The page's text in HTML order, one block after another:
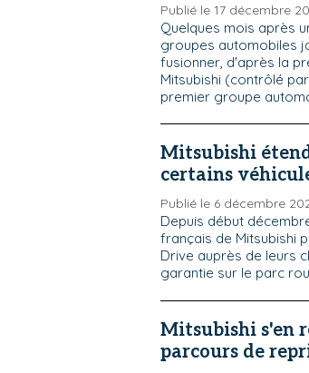
Publié le 17 décembre
Quelques mois après
groupes automobiles
fusionner, d'après la
Mitsubishi (contrôlé
premier groupe
Mitsubishi
certains
Publié le 6 décembre
Depuis début
français de Mitsubishi
Drive auprès de leurs
garantie sur le parc
Mitsubishi s'en
parcours de